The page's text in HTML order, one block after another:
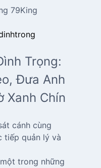
79King
Trọng:
Đưa Anh
Xanh Chín
cánh cùng
tiếp quản lý và
một trong những